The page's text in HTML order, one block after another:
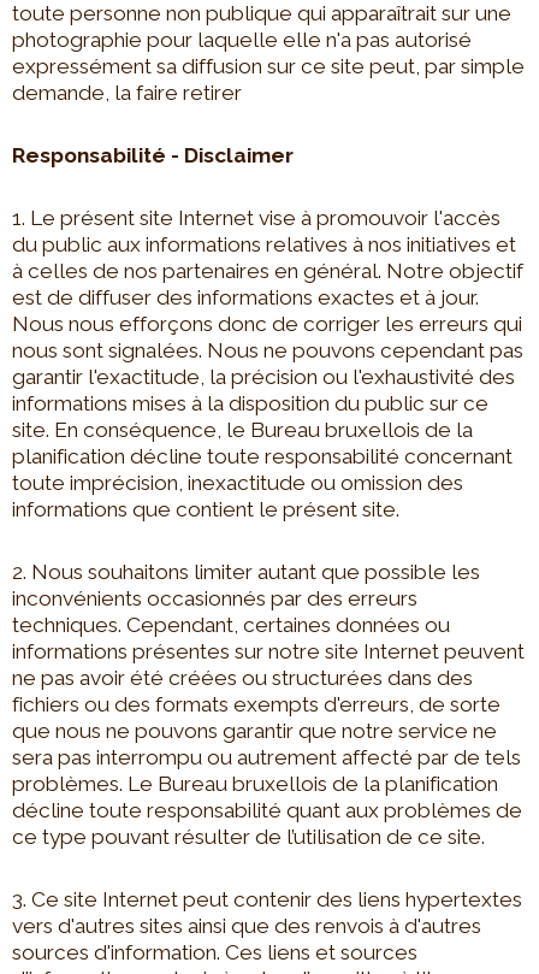
toute personne non publique qui apparaîtrait sur une
photographie pour laquelle elle n'a pas autorisé
expressément sa diffusion sur ce site peut, par simple
demande, la faire retirer
Responsabilité - Disclaimer
1. Le présent site Internet vise à promouvoir l'accès
du public aux informations relatives à nos initiatives et
à celles de nos partenaires en général. Notre objectif
est de diffuser des informations exactes et à jour.
Nous nous efforçons donc de corriger les erreurs qui
nous sont signalées. Nous ne pouvons cependant pas
garantir l'exactitude, la précision ou l'exhaustivité des
informations mises à la disposition du public sur ce
site. En conséquence, le Bureau bruxellois de la
planification décline toute responsabilité concernant
toute imprécision, inexactitude ou omission des
informations que contient le présent site.
2. Nous souhaitons limiter autant que possible les
inconvénients occasionnés par des erreurs
techniques. Cependant, certaines données ou
informations présentes sur notre site Internet peuvent
ne pas avoir été créées ou structurées dans des
fichiers ou des formats exempts d'erreurs, de sorte
que nous ne pouvons garantir que notre service ne
sera pas interrompu ou autrement affecté par de tels
problèmes. Le Bureau bruxellois de la planification
décline toute responsabilité quant aux problèmes de
ce type pouvant résulter de l’utilisation de ce site.
3. Ce site Internet peut contenir des liens hypertextes
vers d'autres sites ainsi que des renvois à d'autres
sources d'information. Ces liens et sources